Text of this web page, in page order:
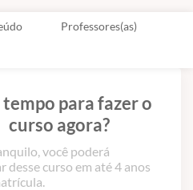
Professores(as)
tempo para fazer o
curso agora?
você poderá
desse curso em até 4 anos